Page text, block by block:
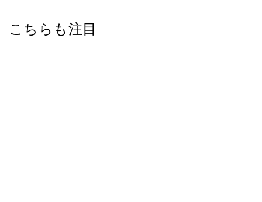
こちらも注目